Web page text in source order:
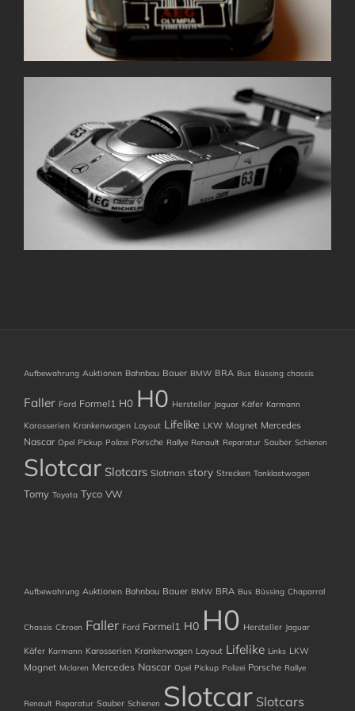
Aufbewahrung Auktionen Bahnbau Bauer BMW BRA Bus Büssing chassis
Faller Ford Formel1 H0 H0 Hersteller Jaguar Käfer Karmann
Karosserien Krankenwagen Layout Lifelike LKW Magnet Mercedes
Nascar Opel Pickup Polizei Porsche Rallye Renault Reparatur Sauber Schienen
Slotcar Slotcars Slotman story Strecken Tanklastwagen
Tomy Toyota Tyco VW
Aufbewahrung Auktionen Bahnbau Bauer BMW BRA Bus Büssing Chaparral
Chassis Citroen Faller Ford Formel1 H0 H0 Hersteller Jaguar
Käfer Karmann Karosserien Krankenwagen Layout Lifelike Links LKW
Magnet Mclaren Mercedes Nascar Opel Pickup Polizei Porsche Rallye
Renault Reparatur Sauber Schienen Slotcar Slotcars